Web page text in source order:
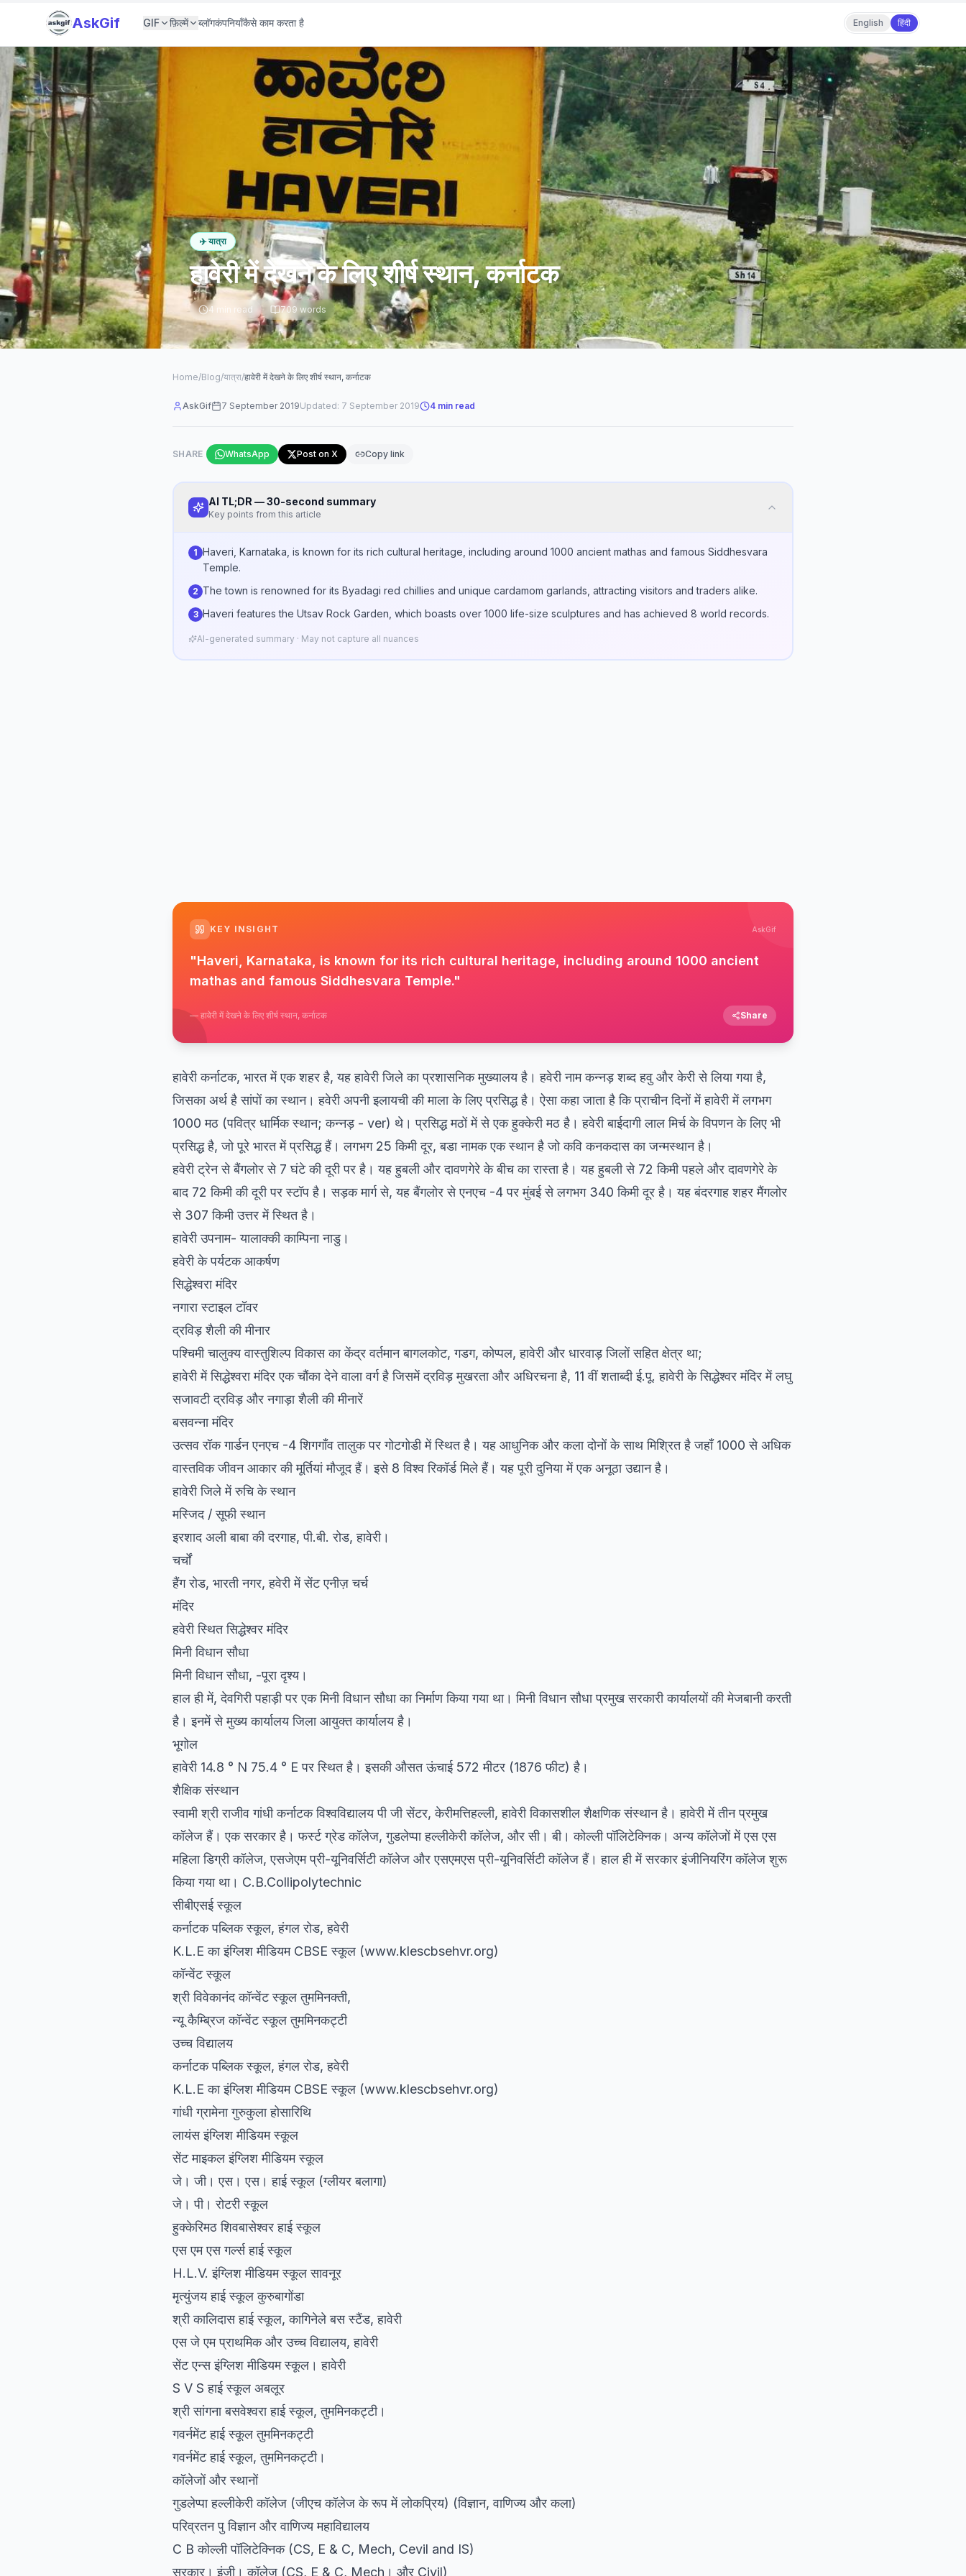
AskGif GIF फ़िल्में ब्लॉगकंपनियाँकैसे काम करता है English हिंदी
✈️ यात्रा
हावेरी में देखने के लिए शीर्ष स्थान, कर्नाटक
4 min read 709 words
Home/Blog/यात्रा/हावेरी में देखने के लिए शीर्ष स्थान, कर्नाटक
AskGif 7 September 2019Updated: 7 September 2019 4 min read
SHARE WhatsApp Post on X Copy link
AI TL;DR — 30-second summary
Key points from this article
1 Haveri, Karnataka, is known for its rich cultural heritage, including around 1000 ancient mathas and famous Siddhesvara
Temple.
2 The town is renowned for its Byadagi red chillies and unique cardamom garlands, attracting visitors and traders alike.
3 Haveri features the Utsav Rock Garden, which boasts over 1000 life-size sculptures and has achieved 8 world records.
AI-generated summary · May not capture all nuances
KEY INSIGHT AskGif
"Haveri, Karnataka, is known for its rich cultural heritage, including around 1000 ancient
mathas and famous Siddhesvara Temple."
— हावेरी में देखने के लिए शीर्ष स्थान, कर्नाटक Share
हावेरी कर्नाटक, भारत में एक शहर है, यह हावेरी जिले का प्रशासनिक मुख्यालय है। हवेरी नाम कन्नड़ शब्द हवु और केरी से लिया गया है,
जिसका अर्थ है सांपों का स्थान। हवेरी अपनी इलायची की माला के लिए प्रसिद्ध है। ऐसा कहा जाता है कि प्राचीन दिनों में हावेरी में लगभग
1000 मठ (पवित्र धार्मिक स्थान; कन्नड़ - ver) थे। प्रसिद्ध मठों में से एक हुक्केरी मठ है। हवेरी बाईदागी लाल मिर्च के विपणन के लिए भी
प्रसिद्ध है, जो पूरे भारत में प्रसिद्ध हैं। लगभग 25 किमी दूर, बडा नामक एक स्थान है जो कवि कनकदास का जन्मस्थान है।
हवेरी ट्रेन से बैंगलोर से 7 घंटे की दूरी पर है। यह हुबली और दावणगेरे के बीच का रास्ता है। यह हुबली से 72 किमी पहले और दावणगेरे के
बाद 72 किमी की दूरी पर स्टॉप है। सड़क मार्ग से, यह बैंगलोर से एनएच -4 पर मुंबई से लगभग 340 किमी दूर है। यह बंदरगाह शहर मैंगलोर
से 307 किमी उत्तर में स्थित है।
हावेरी उपनाम- यालाक्की काम्पिना नाडु।
हवेरी के पर्यटक आकर्षण
सिद्धेश्वरा मंदिर
नगारा स्टाइल टॉवर
द्रविड़ शैली की मीनार
पश्चिमी चालुक्य वास्तुशिल्प विकास का केंद्र वर्तमान बागलकोट, गडग, ​​कोप्पल, हावेरी और धारवाड़ जिलों सहित क्षेत्र था;
हावेरी में सिद्धेश्वरा मंदिर एक चौंका देने वाला वर्ग है जिसमें द्रविड़ मुखरता और अधिरचना है, 11 वीं शताब्दी ई.पू. हावेरी के सिद्धेश्वर मंदिर में लघु
सजावटी द्रविड़ और नगाड़ा शैली की मीनारें
बसवन्ना मंदिर
उत्सव रॉक गार्डन एनएच -4 शिगगाँव तालुक पर गोटगोडी में स्थित है। यह आधुनिक और कला दोनों के साथ मिश्रित है जहाँ 1000 से अधिक
वास्तविक जीवन आकार की मूर्तियां मौजूद हैं। इसे 8 विश्व रिकॉर्ड मिले हैं। यह पूरी दुनिया में एक अनूठा उद्यान है।
हावेरी जिले में रुचि के स्थान
मस्जिद / सूफी स्थान
इरशाद अली बाबा की दरगाह, पी.बी. रोड, हावेरी।
चर्चों
हैंग रोड, भारती नगर, हवेरी में सेंट एनीज़ चर्च
मंदिर
हवेरी स्थित सिद्धेश्वर मंदिर
मिनी विधान सौधा
मिनी विधान सौधा, -पूरा दृश्य।
हाल ही में, देवगिरी पहाड़ी पर एक मिनी विधान सौधा का निर्माण किया गया था। मिनी विधान सौधा प्रमुख सरकारी कार्यालयों की मेजबानी करती
है। इनमें से मुख्य कार्यालय जिला आयुक्त कार्यालय है।
भूगोल
हावेरी 14.8 ° N 75.4 ° E पर स्थित है। इसकी औसत ऊंचाई 572 मीटर (1876 फीट) है।
शैक्षिक संस्थान
स्वामी श्री राजीव गांधी कर्नाटक विश्वविद्यालय पी जी सेंटर, केरीमत्तिहल्ली, हावेरी विकासशील शैक्षणिक संस्थान है। हावेरी में तीन प्रमुख
कॉलेज हैं। एक सरकार है। फर्स्ट ग्रेड कॉलेज, गुडलेप्पा हल्लीकेरी कॉलेज, और सी। बी। कोल्ली पॉलिटेक्निक। अन्य कॉलेजों में एस एस
महिला डिग्री कॉलेज, एसजेएम प्री-यूनिवर्सिटी कॉलेज और एसएमएस प्री-यूनिवर्सिटी कॉलेज हैं। हाल ही में सरकार इंजीनियरिंग कॉलेज शुरू
किया गया था। C.B.Collipolytechnic
सीबीएसई स्कूल
कर्नाटक पब्लिक स्कूल, हंगल रोड, हवेरी
K.L.E का इंग्लिश मीडियम CBSE स्कूल (www.klescbsehvr.org)
कॉन्वेंट स्कूल
श्री विवेकानंद कॉन्वेंट स्कूल तुममिनक्ती,
न्यू कैम्ब्रिज कॉन्वेंट स्कूल तुममिनकट्टी
उच्च विद्यालय
कर्नाटक पब्लिक स्कूल, हंगल रोड, हवेरी
K.L.E का इंग्लिश मीडियम CBSE स्कूल (www.klescbsehvr.org)
गांधी ग्रामेना गुरुकुला होसारिथि
लायंस इंग्लिश मीडियम स्कूल
सेंट माइकल इंग्लिश मीडियम स्कूल
जे। जी। एस। एस। हाई स्कूल (ग्लीयर बलागा)
जे। पी। रोटरी स्कूल
हुक्केरिमठ शिवबासेश्वर हाई स्कूल
एस एम एस गर्ल्स हाई स्कूल
H.L.V. इंग्लिश मीडियम स्कूल सावनूर
मृत्युंजय हाई स्कूल कुरुबागोंडा
श्री कालिदास हाई स्कूल, कागिनेले बस स्टैंड, हावेरी
एस जे एम प्राथमिक और उच्च विद्यालय, हावेरी
सेंट एन्स इंग्लिश मीडियम स्कूल। हावेरी
S V S हाई स्कूल अबलूर
श्री सांगना बसवेश्वरा हाई स्कूल, तुममिनकट्टी।
गवर्नमेंट हाई स्कूल तुममिनकट्टी
गवर्नमेंट हाई स्कूल, तुममिनकट्टी।
कॉलेजों और स्थानों
गुडलेप्पा हल्लीकेरी कॉलेज (जीएच कॉलेज के रूप में लोकप्रिय) (विज्ञान, वाणिज्य और कला)
परिव्रतन पु विज्ञान और वाणिज्य महाविद्यालय
C B कोल्ली पॉलिटेक्निक (CS, E & C, Mech, Cevil and IS)
सरकार। इंजी। कॉलेज (CS, E & C, Mech। और Civil)